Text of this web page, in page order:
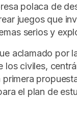
polaca de
juegos que
serios y
aclamado por
los civiles,
el plan de